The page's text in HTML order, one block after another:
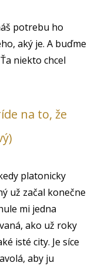
potrebu ho
aký je. A buďme
niekto chcel
na to, že
platonicky
už začal konečne
mi jedna
ako už roky
isté city. Je síce
aby ju